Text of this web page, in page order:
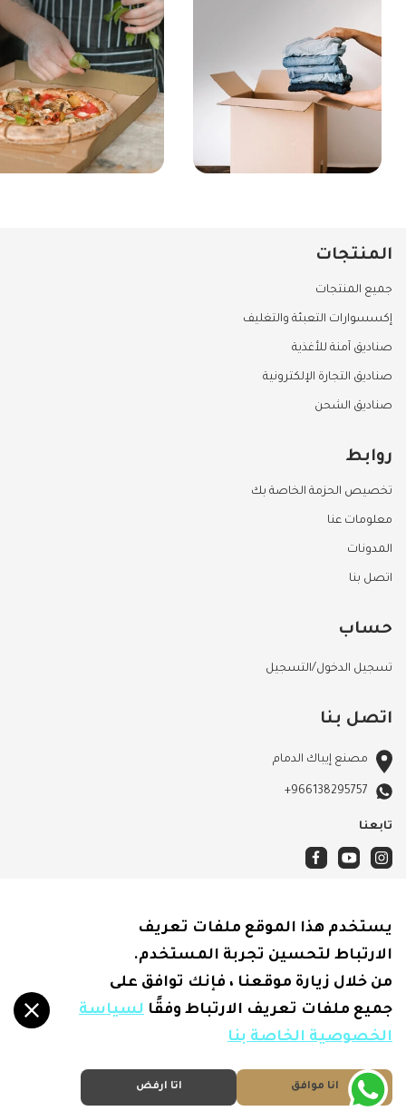
المنتجات
جميع المنتجات
إكسسوارات التعبئة والتغليف
صناديق آمنة للأغذية
صناديق التجارة الإلكترونية
صناديق الشحن
روابط
تخصيص الحزمة الخاصة بك
معلومات عنا
المدونات
اتصل بنا
حساب
تسجيل الدخول/التسجيل
اتصل بنا
مصنع إيباك الدمام
+966138295757
تابعنا
سياسة الشحن
الاسترجاع والاسترداد
سياسة الخصوصية
متجر إيباك - جميع الحقوق محفوظة
يستخدم هذا الموقع ملفات تعريف
الارتباط لتحسين تجربة المستخدم.
من خلال زيارة موقعنا ، فإنك توافق على
جميع ملفات تعريف الارتباط وفقًا لسياسة
الخصوصية الخاصة بنا
انا موافق اتا ارفض